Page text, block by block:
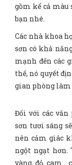
gồm kể cả màu
bạn nhé.
Các nhà khoa
sơn có khả
mạnh đến các
thế, nó quyết
gian phòng làm
Đối với các
sơn tươi sáng
nên cảm giác
ngột ngạt hơn.
vàng, đỏ, cam…